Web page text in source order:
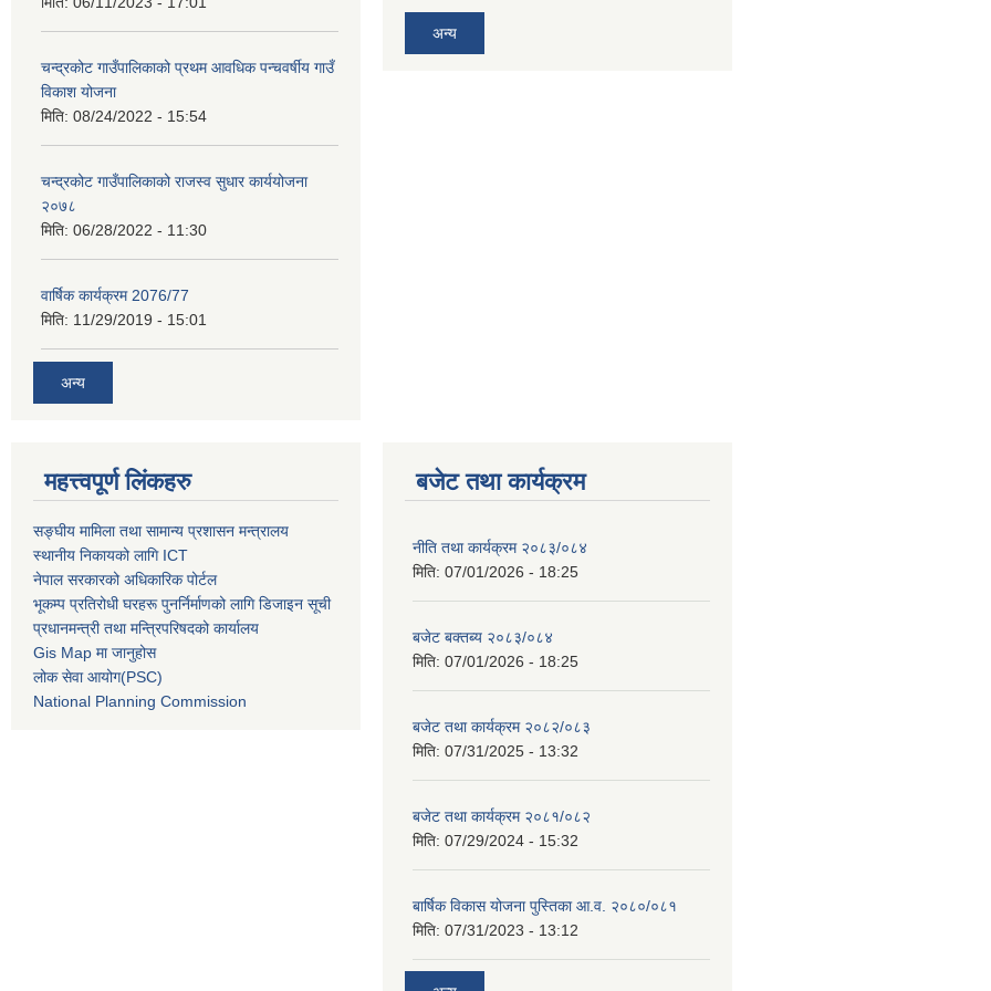
चन्द्रकोट गाउँपालिकाको प्रथम आवधिक पन्चवर्षीय गाउँ
विकाश योजना
मिति: 08/24/2022 - 15:54
चन्द्रकोट गाउँपालिकाको राजस्व सुधार कार्ययोजना
२०७८
मिति: 06/28/2022 - 11:30
वार्षिक कार्यक्रम 2076/77
मिति: 11/29/2019 - 15:01
अन्य
अन्य
महत्त्वपूर्ण लिंकहरु
सङ्घीय मामिला तथा सामान्य प्रशासन मन्त्रालय
स्थानीय निकायको लागि ICT
नेपाल सरकारको अधिकारिक पोर्टल
भूकम्प प्रतिरोधी घरहरू पुनर्निर्माणको लागि डिजाइन सूची
प्रधानमन्त्री तथा मन्त्रिपरिषदको कार्यालय
Gis Map मा जानुहोस
लोक सेवा आयोग(PSC)
National Planning Commission
बजेट तथा कार्यक्रम
नीति तथा कार्यक्रम २०८३/०८४
मिति: 07/01/2026 - 18:25
बजेट बक्तब्य २०८३/०८४
मिति: 07/01/2026 - 18:25
बजेट तथा कार्यक्रम २०८२/०८३
मिति: 07/31/2025 - 13:32
बजेट तथा कार्यक्रम २०८१/०८२
मिति: 07/29/2024 - 15:32
बार्षिक विकास योजना पुस्तिका आ.व. २०८०/०८१
मिति: 07/31/2023 - 13:12